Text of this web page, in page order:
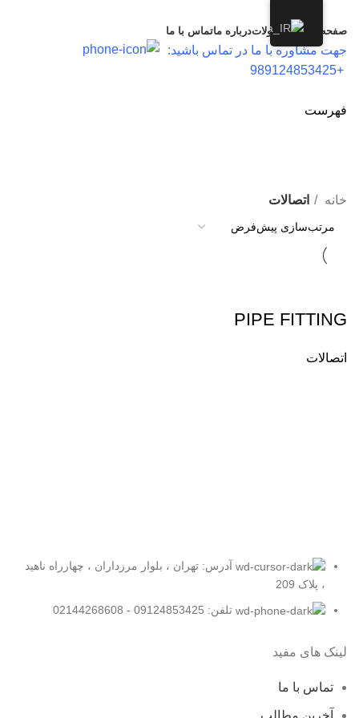
صفحه اصلیمحصولاتدرباره ماتماس با ما
جهت مشاوره با ما در تماس باشید:
+989124853425
فهرست
خانه اتصالات
PIPE FITTING
اتصالات
آدرس: تهران ، بلوار مرزداران ، چهارراه ناهید
، پلاک 209
تلفن: 09124853425 - 02144268608
لینک های مفید
تماس با ما
آخرین مطالب